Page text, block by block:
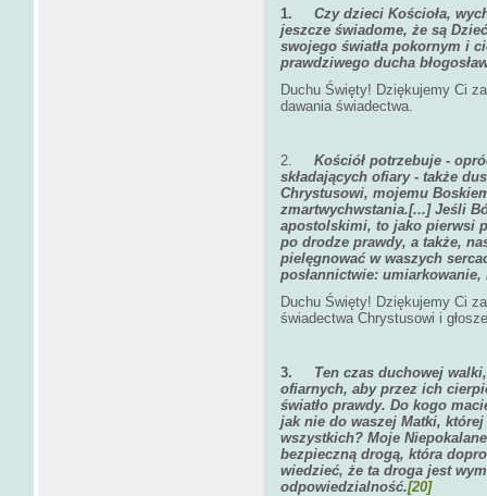
1. Czy dzieci Kościoła,
jeszcze świadome, że są
swojego światła pokornym i
prawdziwego ducha
Duchu Święty! Dziękujemy Ci
dawania świadectwa.
2. Kościół potrzebuje -
składających ofiary - także
Chrystusowi, mojemu
zmartwychwstania.[...] Jeśli
apostolskimi, to jako pierwsi
po drodze prawdy, a także,
pielęgnować w waszych
posłannictwie:
Duchu Święty! Dziękujemy Ci
świadectwa Chrystusowi i
3. Ten czas duchowej
ofiarnych, aby przez ich
światło prawdy. Do kogo
jak nie do waszej Matki,
wszystkich? Moje
bezpieczną drogą, która
wiedzieć, że ta droga jest
odpowiedzialność.[20]